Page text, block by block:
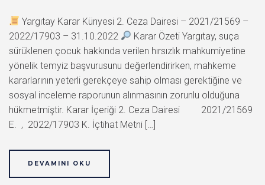
Yargıtay Karar Künyesi 2. Ceza Dairesi – 2021/21569 –
2022/17903 – 31.10.2022
Karar Özeti Yargıtay, suça
sürüklenen çocuk hakkında verilen hırsızlık mahkumiyetine
yönelik temyiz başvurusunu değerlendirirken, mahkeme
kararlarının yeterli gerekçeye sahip olması gerektiğine ve
sosyal inceleme raporunun alınmasının zorunlu olduğuna
hükmetmiştir. Karar İçeriği 2. Ceza Dairesi 2021/21569
E. , 2022/17903 K. İçtihat Metni […]
DEVAMINI OKU